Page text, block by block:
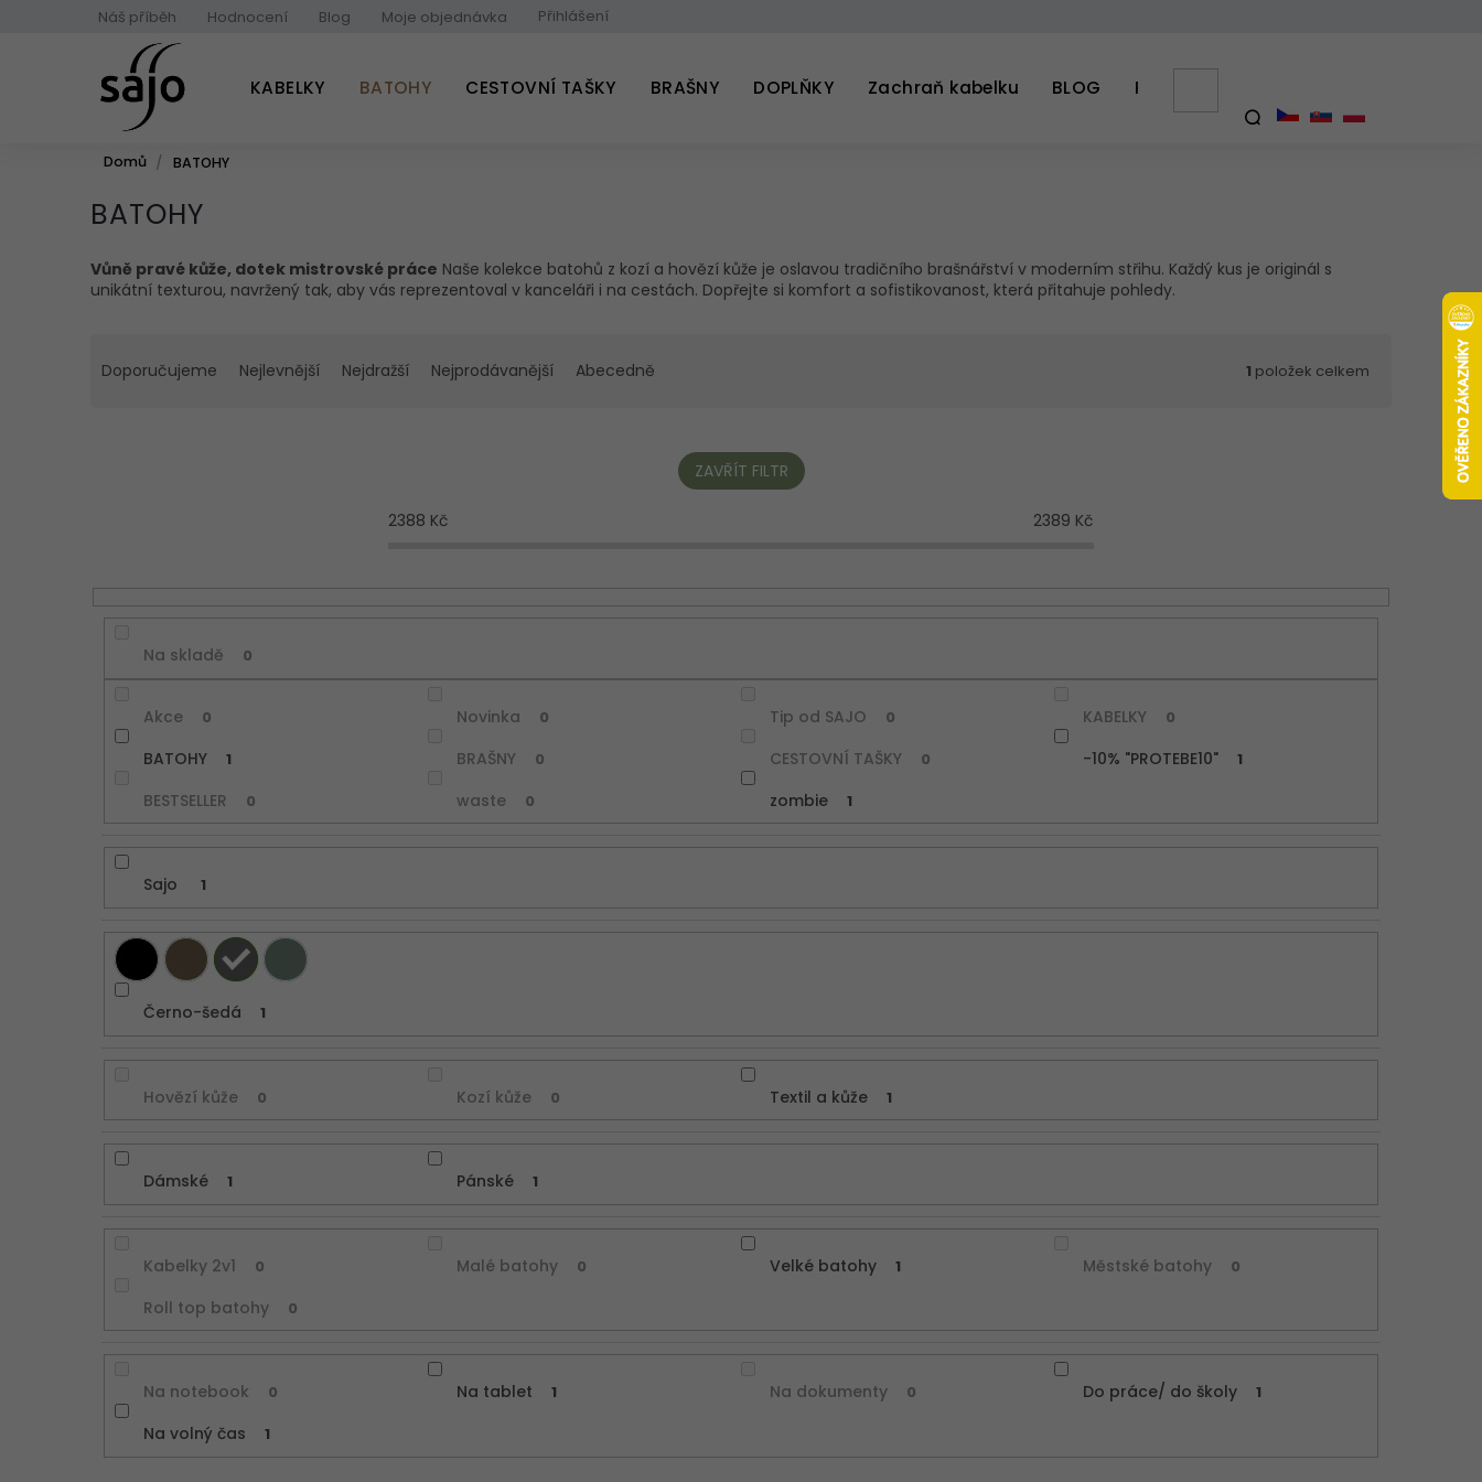
Náš příběh Hodnocení Blog Moje objednávka Přihlášení
KABELKY BATOHY CESTOVNÍ TAŠKY BRAŠNY DOPLŇKY Zachraň kabelku BLOG PŘÍBĚH SAJO
Domů BATOHY
BATOHY
Vůně pravé kůže, dotek mistrovské práce Naše kolekce batohů z kozí a hovězí kůže je oslavou tradičního brašnářství v moderním střihu. Každý kus je originál s
unikátní texturou, navržený tak, aby vás reprezentoval v kanceláři i na cestách. Dopřejte si komfort a sofistikovanost, která přitahuje pohledy.
a
u
k
Doporučujeme Nejlevnější Nejdražší Nejprodávanější Abecedně 1 položek celkem
ZAVŘÍT FILTR
2388 Kč 2389 Kč
Na skladě 0
Akce 0 Novinka 0 Tip od SAJO 0 KABELKY 0
BATOHY 1 BRAŠNY 0 CESTOVNÍ TAŠKY 0 -10% "PROTEBE10" 1
BESTSELLER 0 waste 0 zombie 1
Sajo 1
Černo-šedá 1
Hovězí kůže 0 Kozí kůže 0 Textil a kůže 1
Dámské 1 Pánské 1
Kabelky 2v1 0 Malé batohy 0 Velké batohy 1 Městské batohy 0
Roll top batohy 0
Na notebook 0 Na tablet 1 Na dokumenty 0 Do práce/ do školy 1
Na volný čas 1